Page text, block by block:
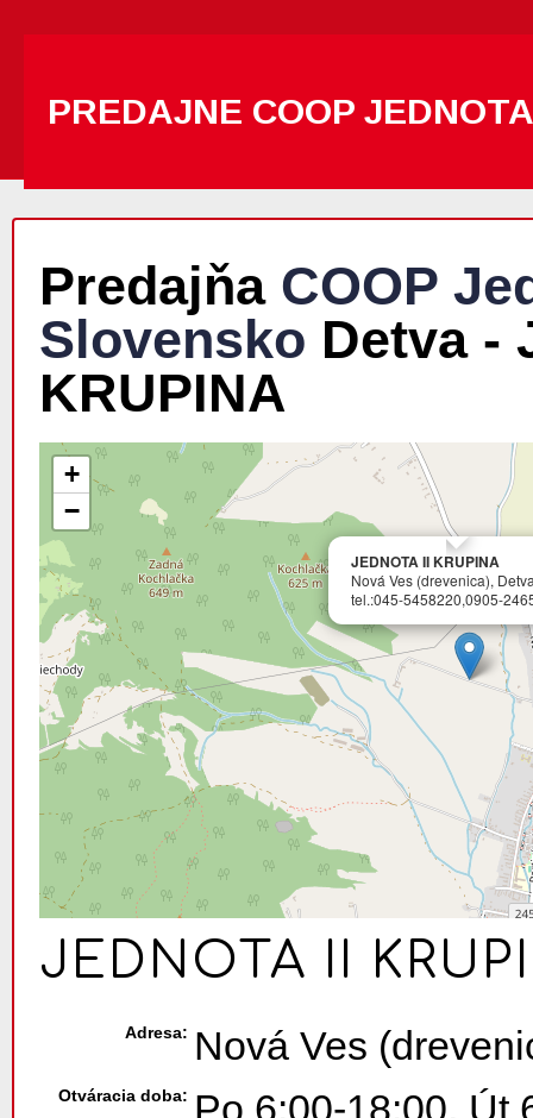
PREDAJNE COOP
Predajňa COOP
Slovensko Detva -
KRUPINA
JEDNOTA II KRUPINA
Nová Ves (drevenica),
tel.:045-5458220,0905-
+
−
JEDNOTA II
Adresa: Nová Ves
Otváracia doba: Po 6:00-18:00, Út